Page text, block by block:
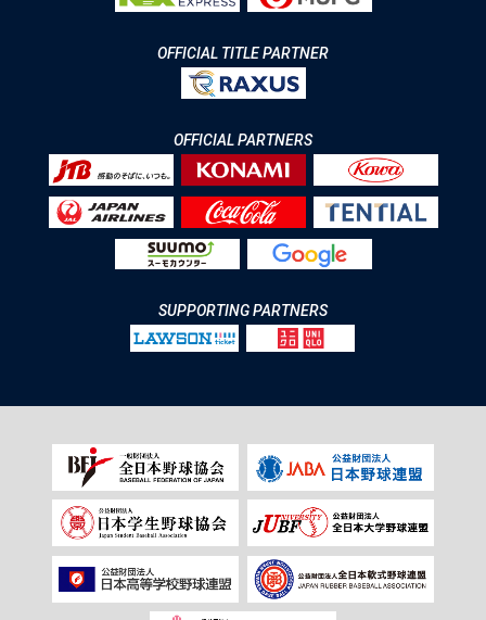
OFFICIAL TITLE PARTNER
OFFICIAL PARTNERS
SUPPORTING PARTNERS